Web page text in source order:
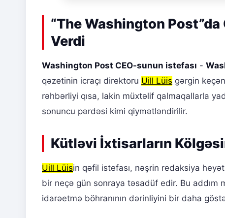
“The Washington
Verdi
Washington Post CEO-sunun istefası -
qəzetinin icraçı direktoru Uill Lüis gərgin
rəhbərliyi qısa, lakin müxtəlif qalmaqallarla
sonuncu pərdəsi kimi qiymətləndirilir.
Kütləvi İxtisarların
Uill Lüisin qəfil istefası, nəşrin redaksiya
bir neçə gün sonraya təsadüf edir. Bu addım
idarəetmə böhranının dərinliyini bir daha